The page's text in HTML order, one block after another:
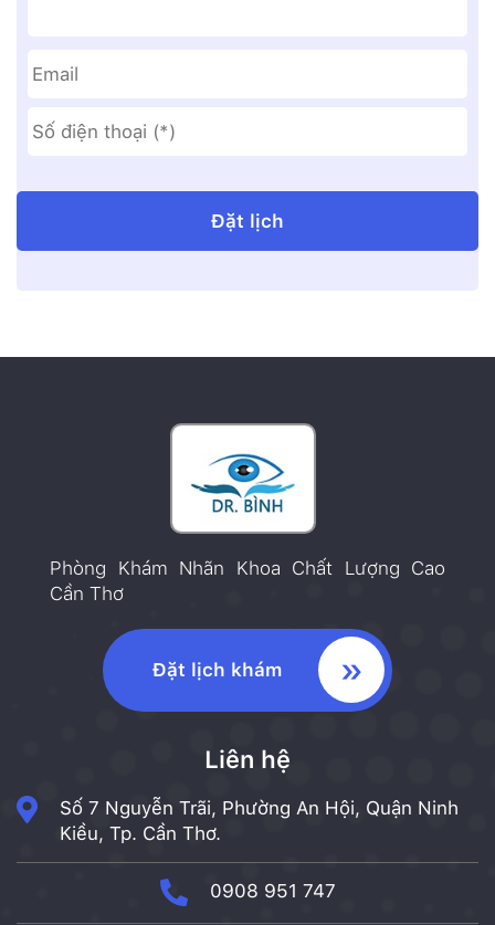
Phòng Khám Nhãn Khoa Chất Lượng Cao
Cần Thơ
Đặt lịch khám
Liên hệ
Số 7 Nguyễn Trãi, Phường An Hội, Quận Ninh
Kiều, Tp. Cần Thơ.
0908 951 747